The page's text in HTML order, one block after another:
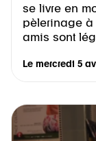
se livre en
pèlerinage à
amis sont
Le mercredi 5